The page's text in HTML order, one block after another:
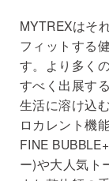
MYTREXはそ
フィットする
す。より多く
すべく出展す
生活に溶け込
ロカレント機
FINE
ー)や大人気ト